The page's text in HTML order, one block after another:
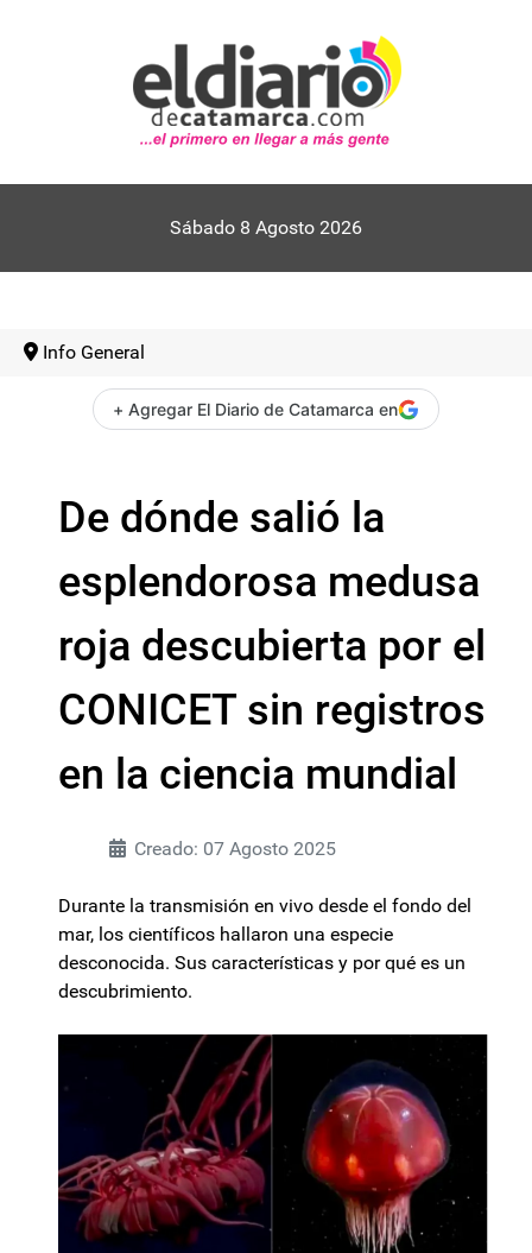
Sábado 8 Agosto 2026
Info General
+ Agregar El Diario de Catamarca en
De dónde salió la
esplendorosa medusa
roja descubierta por el
CONICET sin registros
en la ciencia mundial
Creado: 07 Agosto 2025
Durante la transmisión en vivo desde el fondo del
mar, los científicos hallaron una especie
desconocida. Sus características y por qué es un
descubrimiento.